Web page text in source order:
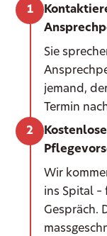
Sie
jemand,
Termin
Wir
ins Spital
Gespräch.